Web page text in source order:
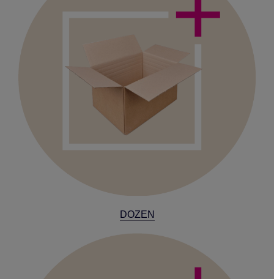
DOZEN